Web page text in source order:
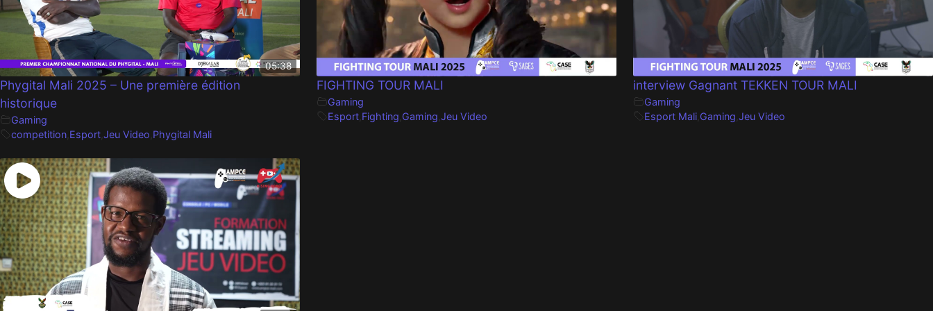
05:38
Phygital Mali 2025 – Une première édition
historique
Gaming
competition Esport Jeu Video Phygital Mali
FIGHTING TOUR MALI
Gaming
Esport, Fighting Gaming Jeu Video
interview Gagnant TEKKEN TOUR MALI
Gaming
Esport Mali, Gaming Jeu Video